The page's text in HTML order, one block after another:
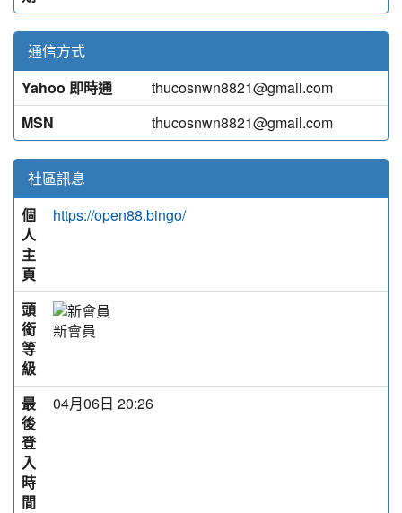
通信方式
Yahoo 即時通
thucosnwn8821@gmail.com
MSN
thucosnwn8821@gmail.com
社區訊息
個
人
主
頁
https://open88.bingo/
頭
銜
等
級
新會員
最
後
登
入
時
間
04月06日 20:26